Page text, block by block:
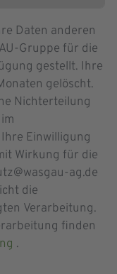
Daten anderen
Gruppe für die
gestellt. Ihre
gelöscht.
Nichterteilung
Einwilligung
Wirkung für die
ag.de
die
Verarbeitung.
finden
.